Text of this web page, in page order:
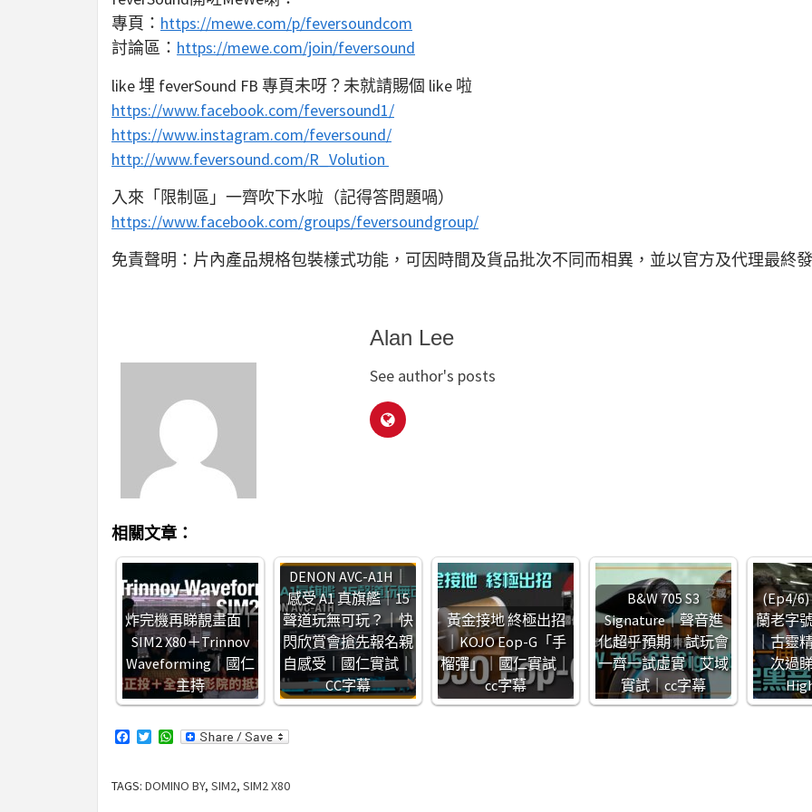
專頁： https://mewe.com/p/feversoundcom
討論區： https://mewe.com/join/feversound
like 埋 feverSound FB 專頁未呀？未就請賜個 like 啦
https://www.facebook.com/feversound1/
https://www.instagram.com/feversound/
http://www.feversound.com/R_Volution
入來「限制區」一齊吹下水啦（記得答問題喎）
https://www.facebook.com/groups/feversoundgroup/
免責聲明：片內產品規格包裝樣式功能，可因時間及貨品批次不同而相異，並以官方及代理最終
Alan Lee
See author's posts
相關文章：
炸完機再睇靚畫面｜
SIM2 X80＋Trinnov
Waveforming｜國仁
主持
DENON AVC-A1H｜
感受 A1 真旗艦｜15
聲道玩無可玩？｜快
閃欣賞會搶先報名親
自感受｜國仁實試｜
CC字幕
黃金接地 終極出招
｜KOJO Eop-G「手
榴彈」｜國仁實試｜
cc字幕
B&W 705 S3
Signature｜聲音進
化超乎預期｜試玩會
一齊一試虛實｜艾域
實試｜cc字幕
(Ep4/6)
蘭老字
｜古靈
次過
Facebook
TwitterWhatsApp
TAGS: DOMINO BY, SIM2, SIM2 X80